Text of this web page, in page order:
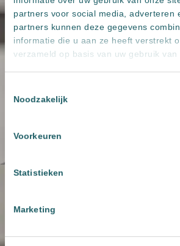
partners voor social media, adverteren
partners kunnen deze gegevens
informatie die u aan ze heeft verstrekt
verzameld op basis van uw gebruik van
Noodzakelijk
Voorkeuren
Statistieken
Marketing